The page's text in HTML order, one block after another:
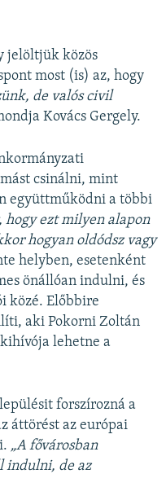
jelöltjük közös
most (is) az, hogy
de valós civil
Kovács Gergely.
csinálni, mint
együttműködni a többi
hogy ezt milyen alapon
hogyan oldódsz vagy
helyben, esetenként
önállóan indulni, és
közé. Előbbire
aki Pokorni Zoltán
lehetne a
forszírozná a
áttörést az európai
„A fővárosban
indulni, de az